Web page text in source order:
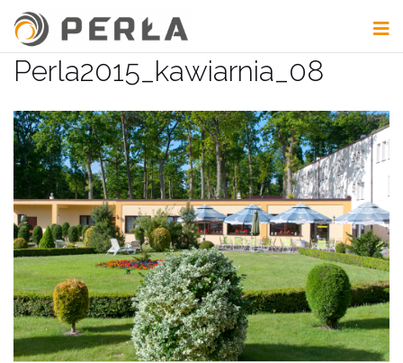
Przejdź
do
treści
Perla2015_kawiarnia_08